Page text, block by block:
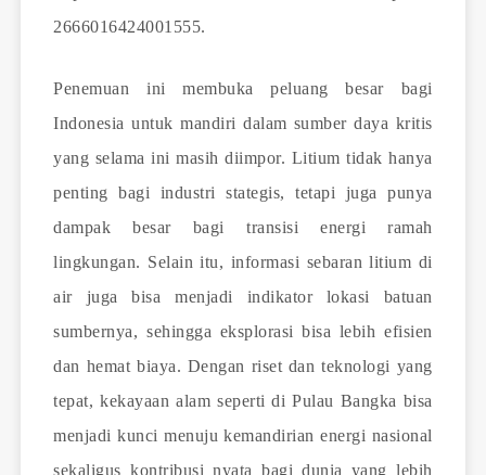
2666016424001555.
Penemuan ini membuka peluang besar bagi
Indonesia untuk mandiri dalam sumber daya kritis
yang selama ini masih diimpor. Litium tidak hanya
penting bagi industri stategis, tetapi juga punya
dampak besar bagi transisi energi ramah
lingkungan. Selain itu, informasi sebaran litium di
air juga bisa menjadi indikator lokasi batuan
sumbernya, sehingga eksplorasi bisa lebih efisien
dan hemat biaya. Dengan riset dan teknologi yang
tepat, kekayaan alam seperti di Pulau Bangka bisa
menjadi kunci menuju kemandirian energi nasional
sekaligus kontribusi nyata bagi dunia yang lebih